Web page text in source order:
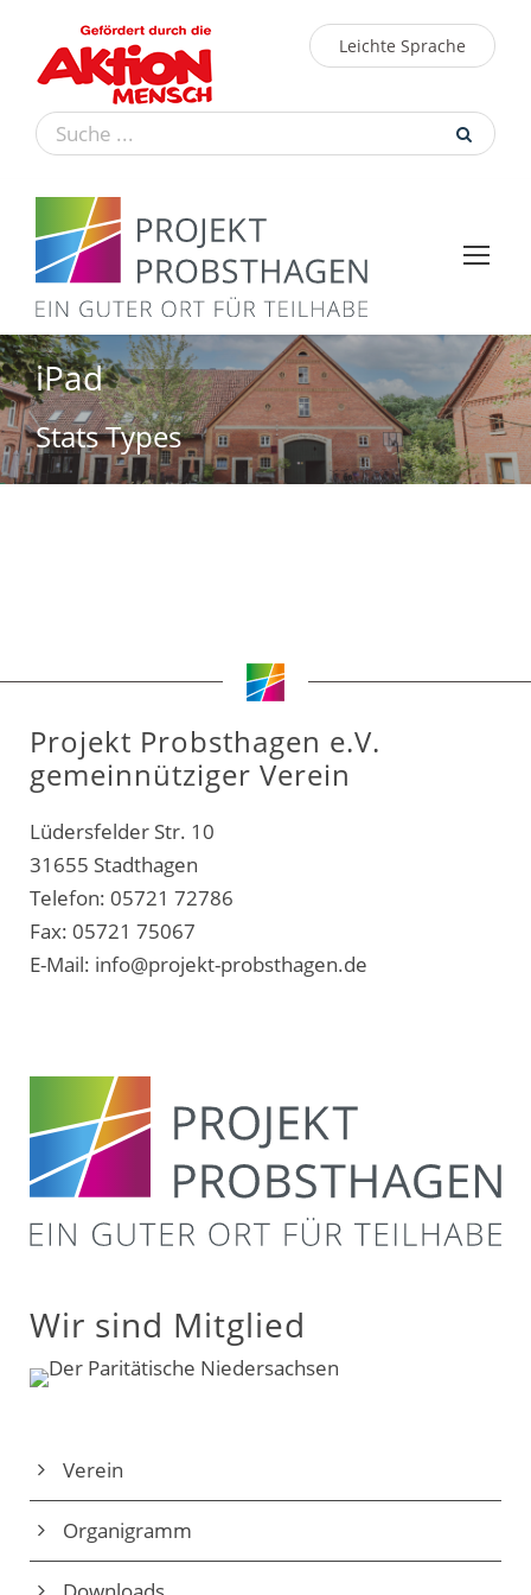
Leichte Sprache
iPad
Stats Types
Projekt Probsthagen e.V.
gemeinnütziger Verein
Lüdersfelder Str. 10
31655 Stadthagen
Telefon: 05721 72786
Fax: 05721 75067
E-Mail: info@projekt-probsthagen.de
Wir sind Mitglied
Verein
Organigramm